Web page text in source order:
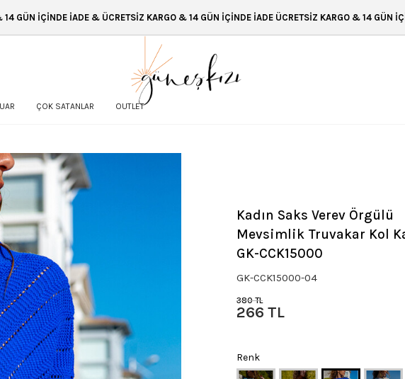
& ÜCRETSİZ KARGO & 14 GÜN İÇİNDE İADE ÜCRETSİZ KARGO & 14 GÜN İÇİNDE İADE &
ÇOK SATANLAR OUTLET
Kadın Saks Verev Örgülü
Mevsimlik Truvakar Kol
GK-CCK15000
GK-CCK15000-04
380 TL
266 TL
Renk